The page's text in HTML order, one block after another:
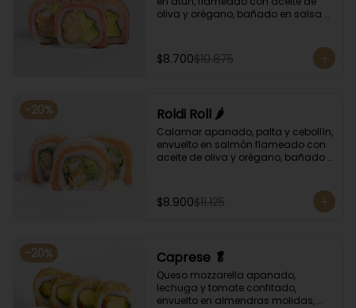
oliva y orégano, bañado en salsa
$8.700$10.875
-20% Roldi Roll 🌶️
Calamar apanado, palta y cebollín,
envuelto en salmón flameado con
aceite de oliva y orégano, bañado
$8.900$11.125
-20% Caprese 🥬
Queso mozzarella apanado,
lechuga y tomate confitado,
envuelto en almendras molidas,